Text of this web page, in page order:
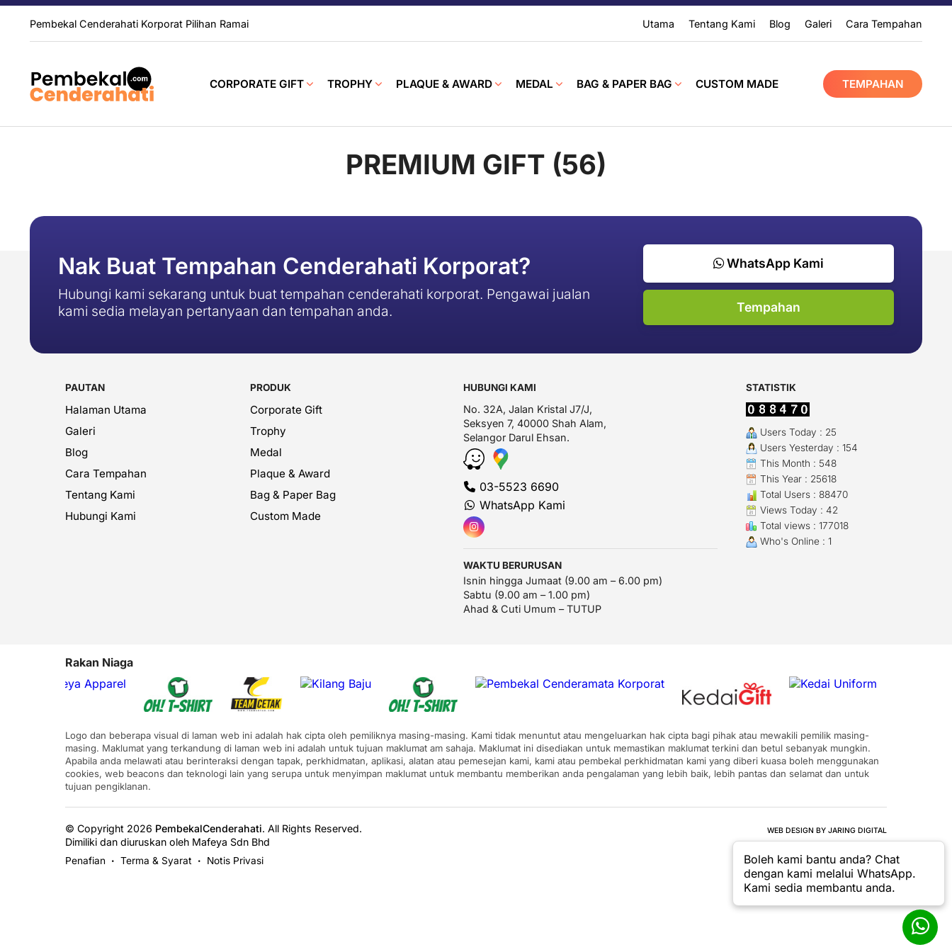
Pembekal Cenderahati Korporat Pilihan Ramai Utama Tentang Kami Blog Galeri Cara Tempahan
CORPORATE GIFT TROPHY PLAQUE & AWARD MEDAL BAG & PAPER BAG CUSTOM MADE TEMPAHAN
PREMIUM GIFT (56)
Nak Buat Tempahan Cenderahati Korporat?
Hubungi kami sekarang untuk buat tempahan cenderahati korporat. Pengawai jualan
kami sedia melayan pertanyaan dan tempahan anda.
WhatsApp Kami
Tempahan
PAUTAN
Halaman Utama
Galeri
Blog
Cara Tempahan
Tentang Kami
Hubungi Kami
PRODUK
Corporate Gift
Trophy
Medal
Plaque & Award
Bag & Paper Bag
Custom Made
HUBUNGI KAMI
No. 32A, Jalan Kristal J7/J,
Seksyen 7, 40000 Shah Alam,
Selangor Darul Ehsan.
03-5523 6690
WhatsApp Kami
WAKTU BERURUSAN
Isnin hingga Jumaat (9.00 am – 6.00 pm)
Sabtu (9.00 am – 1.00 pm)
Ahad & Cuti Umum – TUTUP
STATISTIK
Users Today : 25
Users Yesterday : 154
This Month : 548
This Year : 25618
Total Users : 88470
Views Today : 42
Total views : 177018
Who's Online : 1
Rakan Niaga
Logo dan beberapa visual di laman web ini adalah hak cipta oleh pemiliknya masing-masing. Kami tidak menuntut atau mengeluarkan hak cipta bagi pihak atau mewakili pemilik masing-
masing. Maklumat yang terkandung di laman web ini adalah untuk tujuan maklumat am sahaja. Maklumat ini disediakan untuk memastikan maklumat terkini dan betul sebanyak mungkin.
Apabila anda melawati atau berinteraksi dengan tapak, perkhidmatan, aplikasi, alatan atau pemesejan kami, kami atau pembekal perkhidmatan kami yang diberi kuasa boleh menggunakan
cookies, web beacons dan teknologi lain yang serupa untuk menyimpan maklumat untuk membantu memberikan anda pengalaman yang lebih baik, lebih pantas dan selamat dan untuk
tujuan pengiklanan.
© Copyright 2026 PembekalCenderahati. All Rights Reserved.
Dimiliki dan diuruskan oleh Mafeya Sdn Bhd
Penafian • Terma & Syarat • Notis Privasi
WEB DESIGN BY JARING DIGITAL
Boleh kami bantu anda? Chat
dengan kami melalui WhatsApp.
Kami sedia membantu anda.